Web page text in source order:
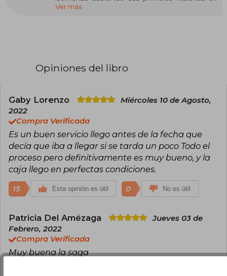
Wattpad, donde millones de lectores se
países.
sagas Enfrentados (Marfil y Ébano), Dímelo
besos) y Bali (30 sunsets para enamorarte y
10.000 millas para encontrarte), que han
consolidado a la autora como un referente de la
literatura romántica juvenil con más de un millón
y medio de ejemplares vendidos.
Ver más
Opiniones del libro
Gaby Lorenzo
Miércoles 10 de Agosto,
2022
Compra Verificada
Es un buen servicio llego antes de la fecha que
decía que iba a llegar si se tarda un poco Todo el
proceso pero definitivamente es muy bueno, y la
caja llego en perfectas condiciones.
15 Esta opinión es útil 0 No es útil
Patricia Del Amézaga
Jueves 03 de
Febrero, 2022
Compra Verificada
Muy buena la saga